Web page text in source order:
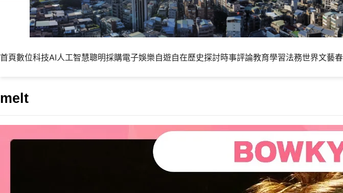
首頁數位科技AI人工智慧聰明採購電子娛樂自遊自在歷史探討時事評論教育學習法務世界文藝
melt
破億次觀看數泰國創作美女歌手
永遠的真田幸村 2024 年 5 月 9 日
我們很愛的破億次觀看數泰國創作美女歌手
子，推薦大家幾首我很喜歡的歌…